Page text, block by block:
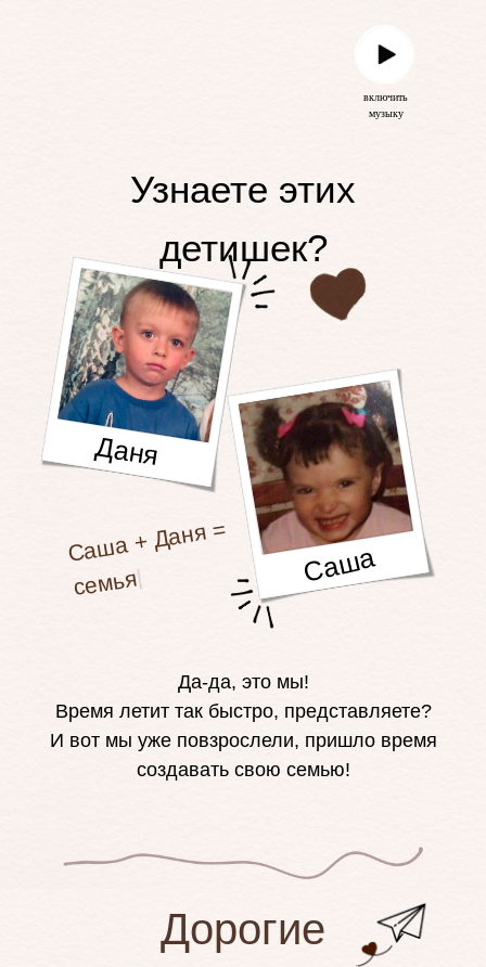
включить
музыку
Да-да, это мы!
Время летит так быстро, представляете?
И вот мы уже повзрослели, пришло время
создавать свою семью!
Узнаете этих
детишек?
| Саша
Даня
Дорогие